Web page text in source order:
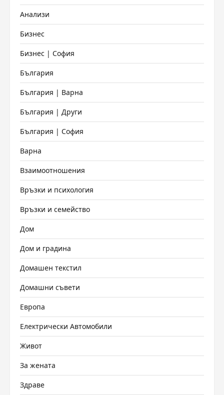
Анализи
Бизнес
Бизнес | София
България
България | Варна
България | Други
България | София
Варна
Взаимоотношения
Връзки и психология
Връзки и семейство
Дом
Дом и градина
Домашен текстил
Домашни съвети
Европа
Електрически Автомобили
Живот
За жената
Здраве